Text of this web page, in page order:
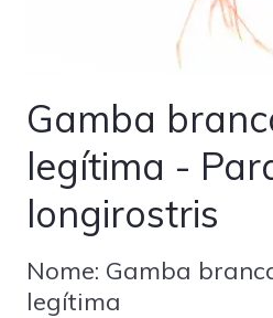
Gamba
legítima -
longirostris
Nome: Gamba
legítima